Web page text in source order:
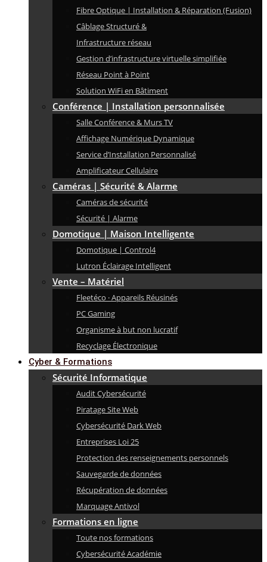
Fibre Optique | Installation & Réparation (Fusion)
Câblage Structuré &
Infrastructure réseau
Gestion d’infrastructure virtuelle simplifiée
Réseau Point à Point
Solution WiFi en Bâtiment
Conférence | Installation personnalisée
Salle Conférence & Murs TV
Affichage Numérique Dynamique
Service d’Installation Personnalisé
Amplificateur Cellulaire
Caméras | Sécurité & Alarme
Caméras de sécurité
Sécurité | Alarme
Domotique | Maison Intelligente
Domotique | Control4
Lutron Éclairage Intelligent
Vente – Matériel
Fleetéco · Appareils Réusinés
PC Gaming
Organisme à but non lucratif
Recyclage Électronique
Cyber & Formations
Sécurité Informatique
Audit Cybersécurité
Piratage Site Web
Cybersécurité Dark Web
Entreprises Loi 25
Protection des renseignements personnels
Sauvegarde de données
Récupération de données
Marquage Antivol
Formations en ligne
Toute nos formations
Cybersécurité Académie